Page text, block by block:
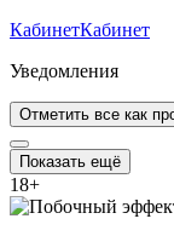
КабинетКабинет
Уведомления
Отметить все как
Показать ещё
18+